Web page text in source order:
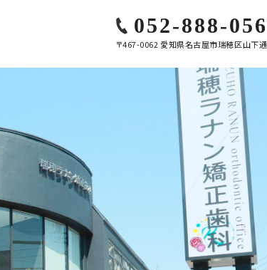
052-888-
〒467-0062 愛知県名古屋市瑞穂区山下